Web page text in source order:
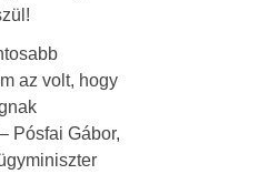
az volt, hogy
Pósfai Gábor,